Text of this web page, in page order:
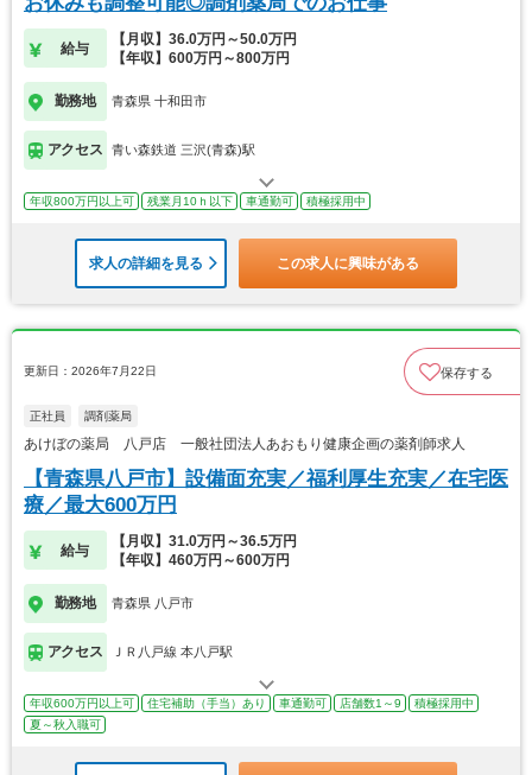
給与
【月収】36.0万円～50.0万円
【年収】600万円～800万円
勤務地 青森県 十和田市
アクセス 青い森鉄道 三沢(青森)駅
年収800万円以上可 残業月10ｈ以下 車通勤可 積極採用中
求人の詳細を見る この求人に興味がある
更新日：2026年7月22日 保存する
正社員 調剤薬局
あけぼの薬局 八戸店 一般社団法人あおもり健康企画の薬剤師求人
【青森県八戸市】設備面充実／福利厚生充実／在宅医
療／最大600万円
給与
【月収】31.0万円～36.5万円
【年収】460万円～600万円
勤務地 青森県 八戸市
アクセス ＪＲ八戸線 本八戸駅
年収600万円以上可 住宅補助（手当）あり 車通勤可 店舗数1～9
積極採用中
夏～秋入職可